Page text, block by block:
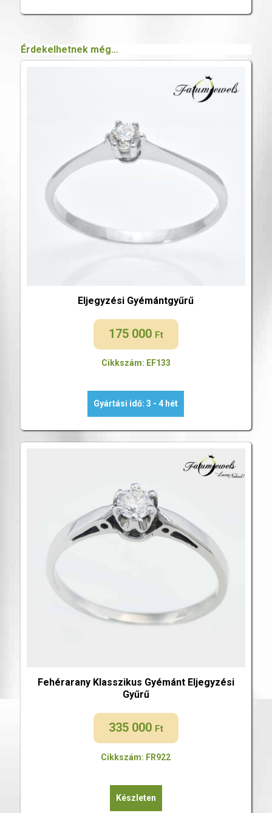
Érdekelhetnek még…
Eljegyzési Gyémántgyűrű
175 000 Ft
Cikkszám: EF133
Gyártási idő: 3 - 4 hét
Fehérarany Klasszikus Gyémánt Eljegyzési
Gyűrű
335 000 Ft
Cikkszám: FR922
Készleten